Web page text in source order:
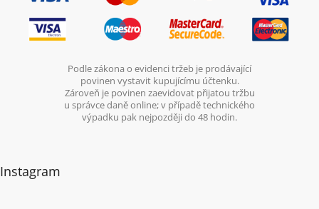
Podle zákona o evidenci tržeb je prodávající
povinen vystavit kupujícímu účtenku.
Zároveň je povinen zaevidovat přijatou tržbu
u správce daně online; v případě technického
výpadku pak nejpozději do 48 hodin.
Instagram